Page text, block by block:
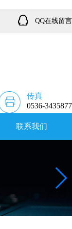
QQ在线留言
传真
0536-3435877
联系我们